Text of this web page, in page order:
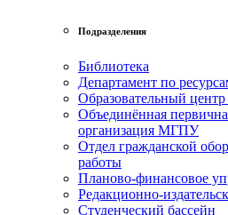
Подразделения
Библиотека
Департамент по
Образовательный
Объединённая
организация МГПУ
Отдел гражданской
работы
Планово-финансовое
Редакционно-
Студенческий бассейн